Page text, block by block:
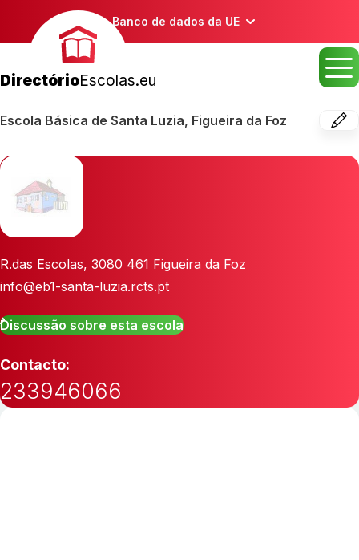
Banco de dados da UE
DirectórioEscolas.eu
Escola Básica de Santa Luzia, Figueira da Foz
R.das Escolas, 3080 461 Figueira da Foz
info@eb1-santa-luzia.rcts.pt
Discussão sobre esta escola
Contacto:
233946066